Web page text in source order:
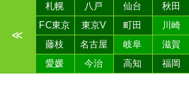
≪
札幌 八戸 仙台 秋田
FC東京
東京V 町田 川崎
藤枝
名古屋 岐阜 滋賀
愛媛
今治 高知 福岡